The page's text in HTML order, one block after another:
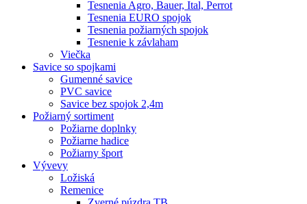
Tesnenia Agro, Bauer, Ital, Perrot
Tesnenia EURO spojok
Tesnenia požiarných spojok
Tesnenie k závlaham
Viečka
Savice so spojkami
Gumenné savice
PVC savice
Savice bez spojok 2,4m
Požiarný sortiment
Požiarne doplnky
Požiarne hadice
Požiarny šport
Vývevy
Ložiská
Remenice